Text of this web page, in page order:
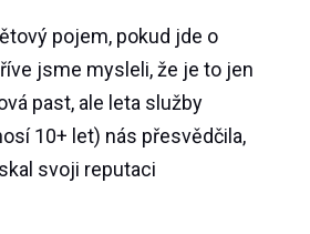
pojem, pokud jde o
jsme mysleli, že je to jen
past, ale leta služby
10+ let) nás přesvědčila,
svoji reputaci